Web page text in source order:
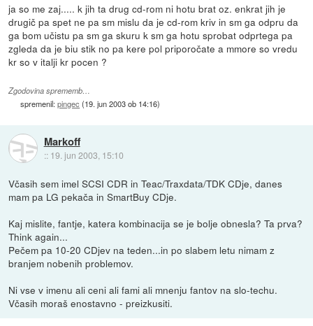
ja so me zaj..... k jih ta drug cd-rom ni hotu brat oz. enkrat jih je
drugič pa spet ne pa sm mislu da je cd-rom kriv in sm ga odpru da
ga bom učistu pa sm ga skuru k sm ga hotu sprobat odprtega pa
zgleda da je biu stik no pa kere pol priporočate a mmore so vredu
kr so v italji kr pocen ?
Zgodovina sprememb…
spremenil:pingec (19. jun 2003 ob 14:16)
Markoff
:: 19. jun 2003, 15:10
Včasih sem imel SCSI CDR in Teac/Traxdata/TDK CDje, danes
mam pa LG pekača in SmartBuy CDje.
Kaj mislite, fantje, katera kombinacija se je bolje obnesla? Ta prva?
Think again...
Pečem pa 10-20 CDjev na teden...in po slabem letu nimam z
branjem nobenih problemov.
Ni vse v imenu ali ceni ali fami ali mnenju fantov na slo-techu.
Včasih moraš enostavno - preizkusiti.